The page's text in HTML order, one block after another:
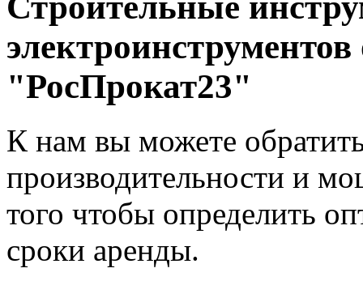
"РосПрокат23"
К нам вы можете
производительности и
того чтобы определить
сроки аренды.